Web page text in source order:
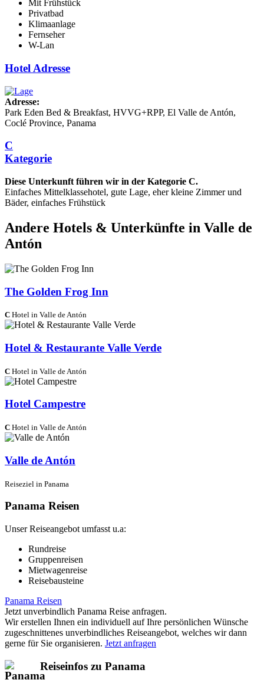
Mit Frühstück
Privatbad
Klimaanlage
Fernseher
W-Lan
Hotel Adresse
Adresse:
Park Eden Bed & Breakfast, HVVG+RPP, El Valle de Antón,
Coclé Province, Panama
C
Kategorie
Diese Unterkunft führen wir in der Kategorie C.
Einfaches Mittelklassehotel, gute Lage, eher kleine Zimmer und
Bäder, einfaches Frühstück
Andere Hotels & Unterkünfte in Valle de
Antón
The Golden Frog Inn
C Hotel in Valle de Antón
Hotel & Restaurante Valle Verde
C Hotel in Valle de Antón
Hotel Campestre
C Hotel in Valle de Antón
Valle de Antón
Reiseziel in Panama
Panama Reisen
Unser Reiseangebot umfasst u.a:
Rundreise
Gruppenreisen
Mietwagenreise
Reisebausteine
Panama Reisen
Jetzt unverbindlich Panama Reise anfragen.
Wir erstellen Ihnen ein individuell auf Ihre persönlichen Wünsche
zugeschnittenes unverbindliches Reiseangebot, welches wir dann
gerne für Sie organisieren. Jetzt anfragen
Reiseinfos zu Panama